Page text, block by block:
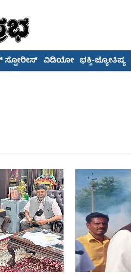
ವಿಡಿಯೋ ಭಕ್ತಿ-ಜ್ಯೋತಿಷ್ಯ